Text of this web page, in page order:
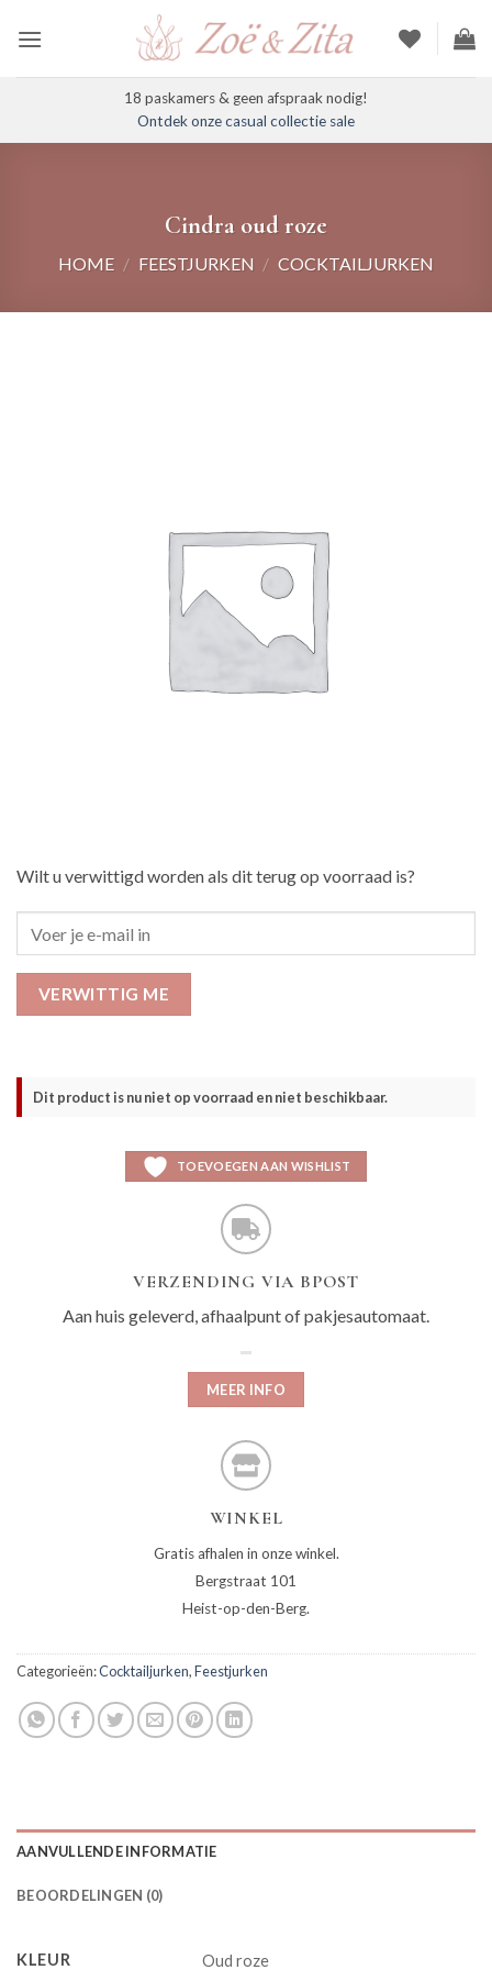
naar
18 paskamers & geen afspraak nodig!
Ontdek onze casual collectie sale
Cindra oud roze
HOME / FEESTJURKEN / COCKTAILJURKEN
Wilt u verwittigd worden als dit terug op voorraad is?
VERWITTIG ME
Dit product is nu niet op voorraad en niet beschikbaar.
TOEVOEGEN AAN WISHLIST
VERZENDING VIA BPOST
Aan huis geleverd, afhaalpunt of pakjesautomaat.
MEER INFO
WINKEL
Gratis afhalen in onze winkel.
Bergstraat 101
Heist-op-den-Berg.
Categorieën:Cocktailjurken,Feestjurken
AANVULLENDE INFORMATIE
BEOORDELINGEN (0)
KLEUR Oud roze